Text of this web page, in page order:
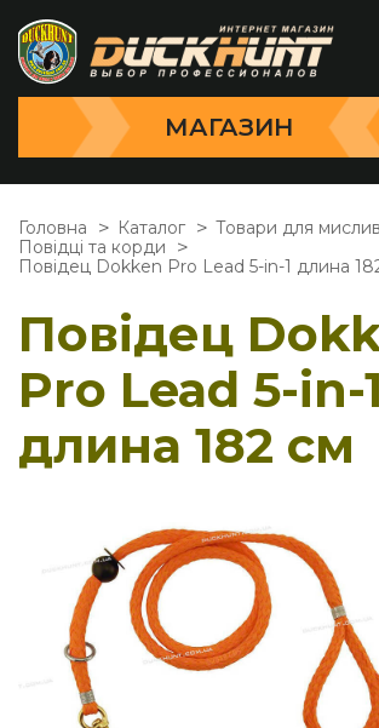
МАГАЗИН
Головна Каталог
Товари для
Повідці та корди
Повідец Dokken Pro Lead 5-in-1 длина
Повідец
Pro Lead 5-in-1
длина 182 см